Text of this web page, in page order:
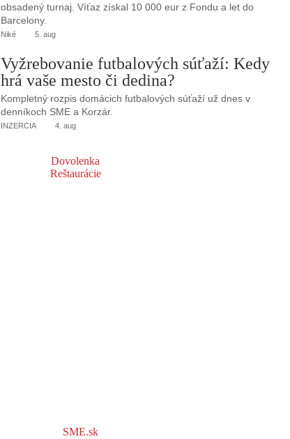
obsadený turnaj. Víťaz získal 10 000 eur z Fondu a let do
Barcelony.
Niké 5. aug
Vyžrebovanie futbalových súťaží: Kedy
hrá vaše mesto či dedina?
Kompletný rozpis domácich futbalových súťaží už dnes v
denníkoch SME a Korzár.
INZERCIA 4. aug
Dovolenka
Reštaurácie
SME.sk